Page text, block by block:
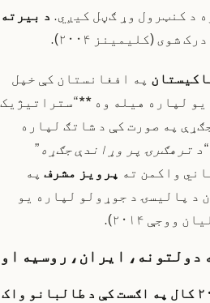
د کنټرول وړ ګڼل کیږي. د بیرته
درک شوی (کلیمینز ۲۰۰۴).
په افغانستان کې خپل
یو لپاره هیله وه **“ستراتیژیک
په صورت کې د شاتګ لپاره
“د ترهګرۍ پر وړاندې جګړه”
واکمن ته پرویز مشرف په
د پالیسۍ د جوړولو لپاره یو
۲۰۱۴).
دولتونه، ایران، روسیه او
د ۲۰۲۱ کال په اګست کې د طالبانو واک